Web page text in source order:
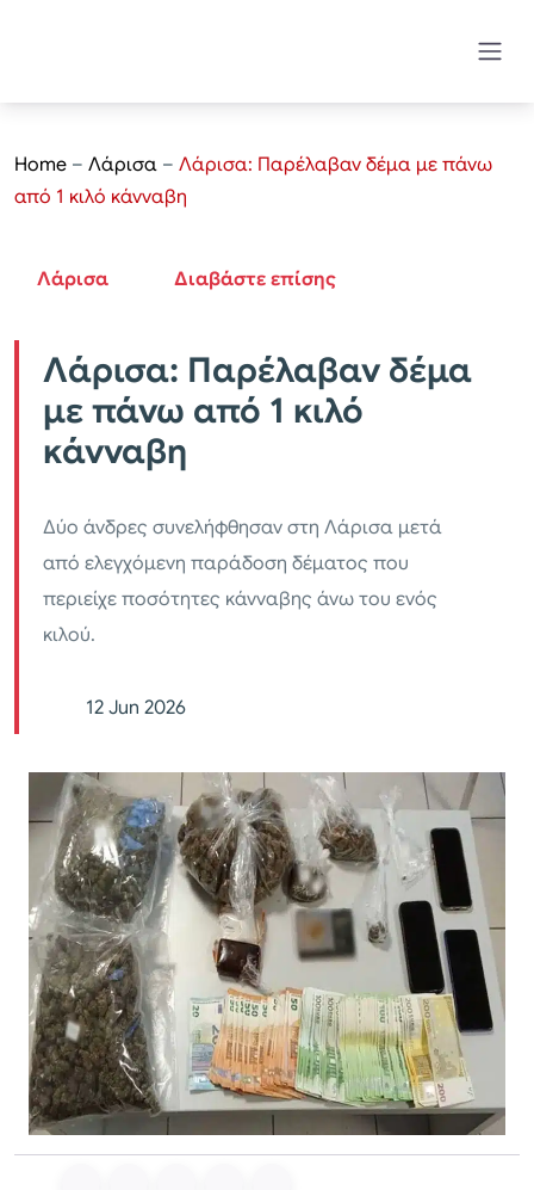
Home – Λάρισα – Λάρισα: Παρέλαβαν δέμα με πάνω
από 1 κιλό κάνναβη
Λάρισα Διαβάστε επίσης
Λάρισα: Παρέλαβαν δέμα
με πάνω από 1 κιλό
κάνναβη
Δύο άνδρες συνελήφθησαν στη Λάρισα μετά
από ελεγχόμενη παράδοση δέματος που
περιείχε ποσότητες κάνναβης άνω του ενός
κιλού.
12 Jun 2026